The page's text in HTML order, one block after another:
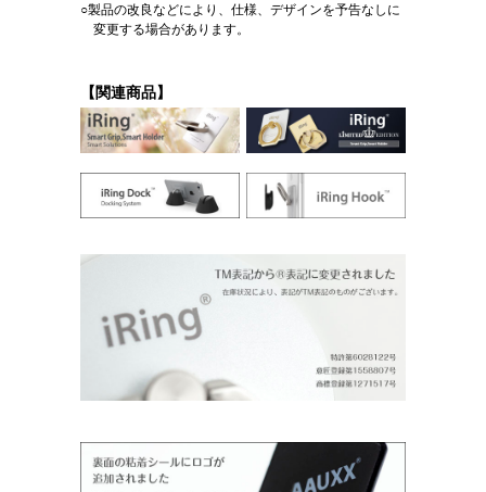
○製品の改良などにより、仕様、デザインを予告なしに
変更する場合があります。
【関連商品】